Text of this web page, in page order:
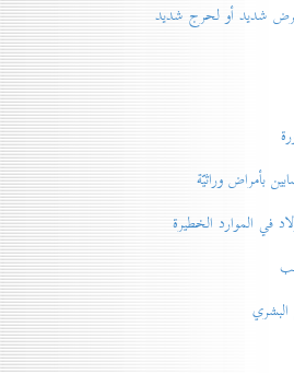
أو لحرج شديد
بأمراض وراثيّة
الموارد الخطيرة